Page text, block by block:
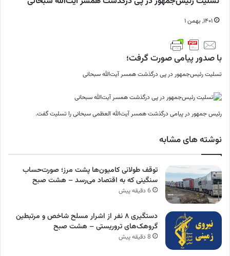
۱۴۰۱, بهمن ۱
با صدور پیامی صورت گرفت؛
تسلیت رئیس‌جمهور در پی درگذشت همسر آیت‌الله سبحانی
رئیس جمهور در پیامی درگذشت همسر آیت‌الله العظمی سبحانی را تسلیت گفت.
نوشته های مشابه
توقف طولانی کامیون‌ها پشت مرز؛ صورت‌حساب
سنگینی که به اقتصاد می‌رسد – هشت صبح
6 دقیقه پیش
دستگیری ۸ نفر از اشرار مسلح شاخص و مرتبطین
گروهک‌های تروریستی – هشت صبح
8 دقیقه پیش